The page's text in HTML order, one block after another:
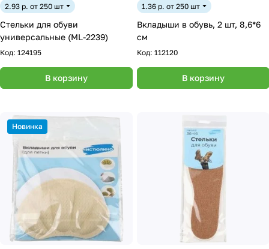
2.93 р. от 250 шт
Стельки для обуви
универсальные (ML-2239)
Код: 124195
В корзину
1.36 р. от 250 шт
Вкладыши в обувь, 2 шт, 8,6*6
см
Код: 112120
В корзину
Новинка